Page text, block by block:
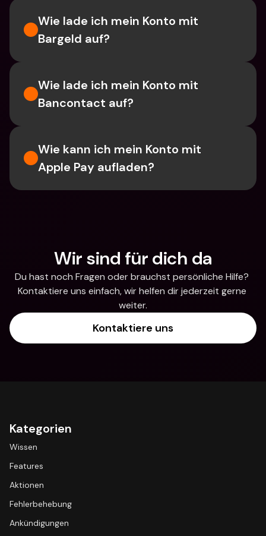
Wie lade ich mein Konto mit
Bargeld auf?
Wie lade ich mein Konto mit
Bancontact auf?
Wie kann ich mein Konto mit
Apple Pay aufladen?
Wir sind für dich da
Du hast noch Fragen oder brauchst persönliche Hilfe?
Kontaktiere uns einfach, wir helfen dir jederzeit gerne
weiter.
Kontaktiere uns
Kategorien
Wissen
Features
Aktionen
Fehlerbehebung
Ankündigungen